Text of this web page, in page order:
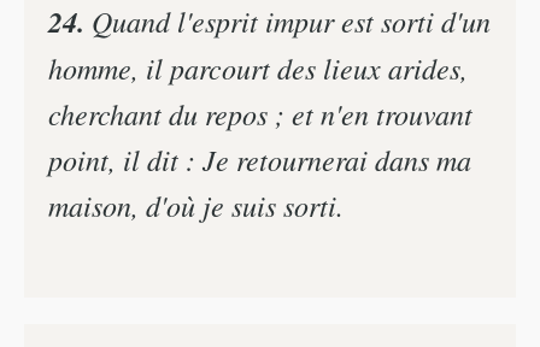
24. Quand l'esprit impur est sorti d'un
homme, il parcourt des lieux arides,
cherchant du repos ; et n'en trouvant
point, il dit : Je retournerai dans ma
maison, d'où je suis sorti.